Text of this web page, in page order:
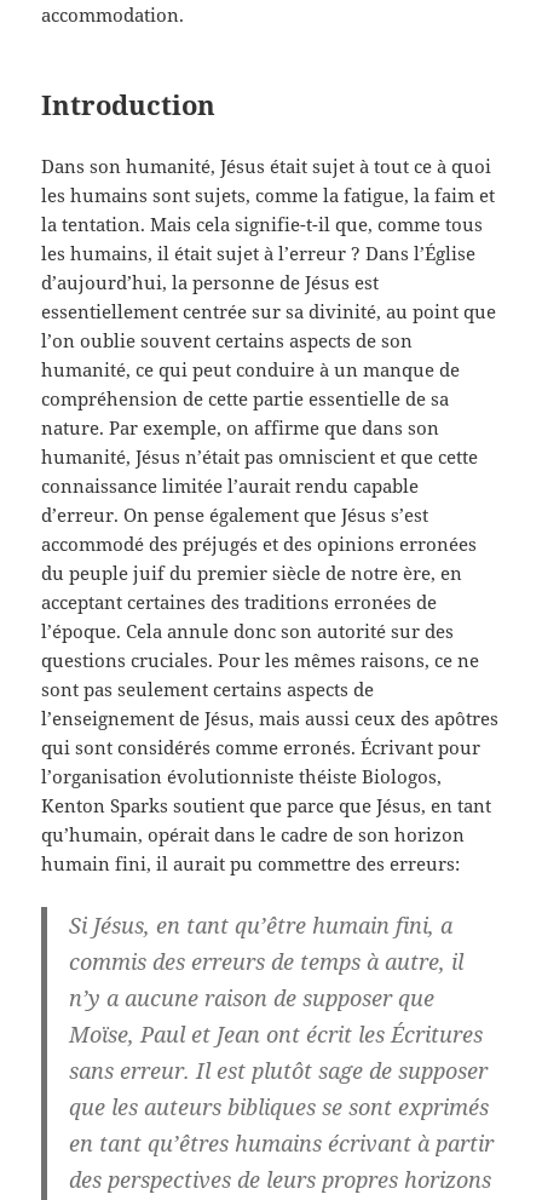
accommodation.
Introduction
Dans son humanité, Jésus était sujet à tout ce à quoi
les humains sont sujets, comme la fatigue, la faim et
la tentation. Mais cela signifie-t-il que, comme tous
les humains, il était sujet à l’erreur ? Dans l’Église
d’aujourd’hui, la personne de Jésus est
essentiellement centrée sur sa divinité, au point que
l’on oublie souvent certains aspects de son
humanité, ce qui peut conduire à un manque de
compréhension de cette partie essentielle de sa
nature. Par exemple, on affirme que dans son
humanité, Jésus n’était pas omniscient et que cette
connaissance limitée l’aurait rendu capable
d’erreur. On pense également que Jésus s’est
accommodé des préjugés et des opinions erronées
du peuple juif du premier siècle de notre ère, en
acceptant certaines des traditions erronées de
l’époque. Cela annule donc son autorité sur des
questions cruciales. Pour les mêmes raisons, ce ne
sont pas seulement certains aspects de
l’enseignement de Jésus, mais aussi ceux des apôtres
qui sont considérés comme erronés. Écrivant pour
l’organisation évolutionniste théiste Biologos,
Kenton Sparks soutient que parce que Jésus, en tant
qu’humain, opérait dans le cadre de son horizon
humain fini, il aurait pu commettre des erreurs:
Si Jésus, en tant qu’être humain fini, a
commis des erreurs de temps à autre, il
n’y a aucune raison de supposer que
Moïse, Paul et Jean ont écrit les Écritures
sans erreur. Il est plutôt sage de supposer
que les auteurs bibliques se sont exprimés
en tant qu’êtres humains écrivant à partir
des perspectives de leurs propres horizons